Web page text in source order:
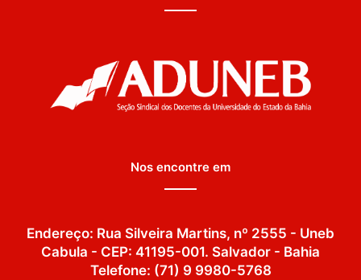
Nos encontre em
Endereço: Rua Silveira Martins, nº 2555 - Uneb
Cabula - CEP: 41195-001. Salvador - Bahia
Telefone: (71) 9 9980-5768